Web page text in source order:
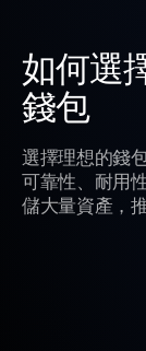
如何選
錢包
選擇理想的錢
可靠性、耐用
儲大量資產，